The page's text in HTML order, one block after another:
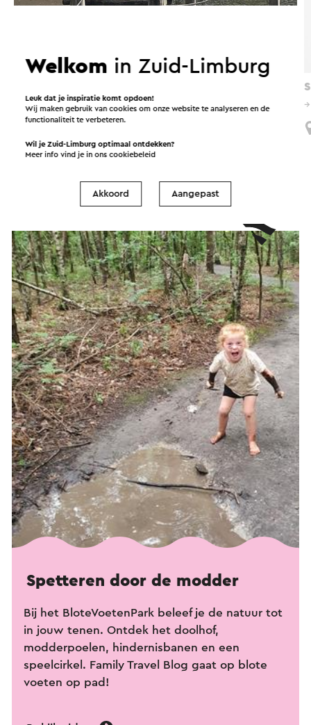
Duur 120 tot 180 minuten•Prijs € 59,50 per persoon.
Spetteren door de modder
Bij het BloteVoetenPark beleef je de natuur tot
in jouw tenen. Ontdek het doolhof,
modderpoelen, hindernisbanen en een
speelcirkel. Family Travel Blog gaat op blote
voeten op pad!
Welkom in Zuid-Limburg
Leuk dat je inspiratie komt opdoen!
Wij maken gebruik van cookies om onze website te analyseren en de
functionaliteit te verbeteren.
Wil je Zuid-Limburg optimaal ontdekken?
Meer info vind je in onscookiebeleid
Akkoord Aangepast